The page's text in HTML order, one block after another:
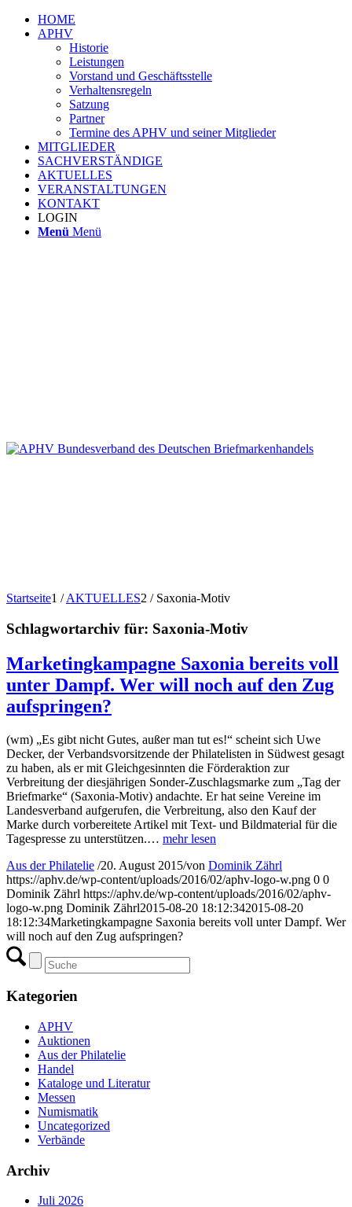
HOME
APHV
Historie
Leistungen
Vorstand und Geschäftsstelle
Verhaltensregeln
Satzung
Partner
Termine des APHV und seiner Mitglieder
MITGLIEDER
SACHVERSTÄNDIGE
AKTUELLES
VERANSTALTUNGEN
KONTAKT
LOGIN
Menü Menü
Startseite1 / AKTUELLES2 / Saxonia-Motiv
Schlagwortarchiv für: Saxonia-Motiv
Marketingkampagne Saxonia bereits voll
unter Dampf. Wer will noch auf den Zug
aufspringen?
(wm) „Es gibt nicht Gutes, außer man tut es!“ scheint sich Uwe
Decker, der Verbandsvorsitzende der Philatelisten in Südwest gesagt
zu haben, als er mit Gleichgesinnten die Förderaktion zur
Verbreitung der diesjährigen Sonder-Zuschlagsmarke zum „Tag der
Briefmarke“ (Saxonia-Motiv) andachte. Er hat seine Vereine im
Landesverband aufgerufen, die Verbreitung, also den Kauf der
Marke durch vorbereitete Artikel mit Text- und Bildmaterial für die
Tagespresse zu unterstützen.… mehr lesen
Aus der Philatelie /20. August 2015/von Dominik Zährl
https://aphv.de/wp-content/uploads/2016/02/aphv-logo-w.png 0 0
Dominik Zährl https://aphv.de/wp-content/uploads/2016/02/aphv-
logo-w.png Dominik Zährl2015-08-20 18:12:342015-08-20
18:12:34Marketingkampagne Saxonia bereits voll unter Dampf. Wer
will noch auf den Zug aufspringen?
Kategorien
APHV
Auktionen
Aus der Philatelie
Handel
Kataloge und Literatur
Messen
Numismatik
Uncategorized
Verbände
Archiv
Juli 2026